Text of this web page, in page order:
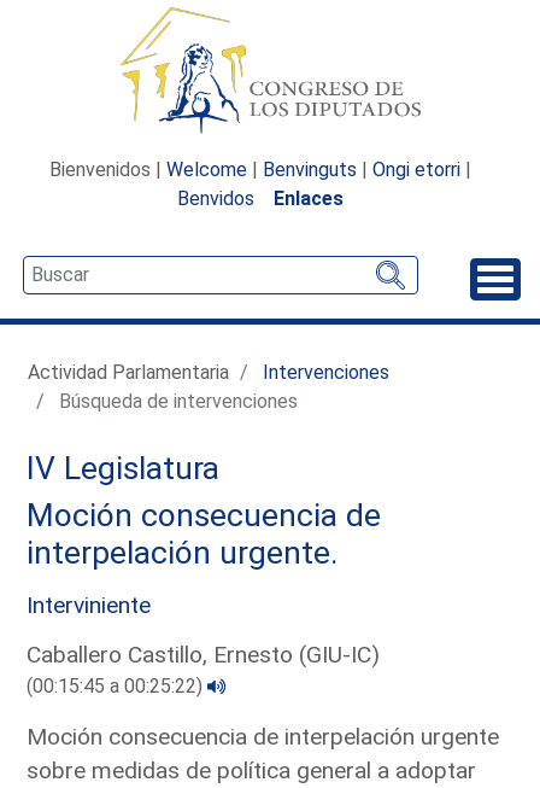
Bienvenidos | Welcome | Benvinguts | Ongi etorri |
Benvidos
Enlaces
Actividad Parlamentaria
Intervenciones
Búsqueda de intervenciones
IV Legislatura
Moción consecuencia de
interpelación urgente.
Interviniente
Caballero Castillo, Ernesto (GIU-IC)
(00:15:45 a 00:25:22)
Moción consecuencia de interpelación urgente
sobre medidas de política general a adoptar